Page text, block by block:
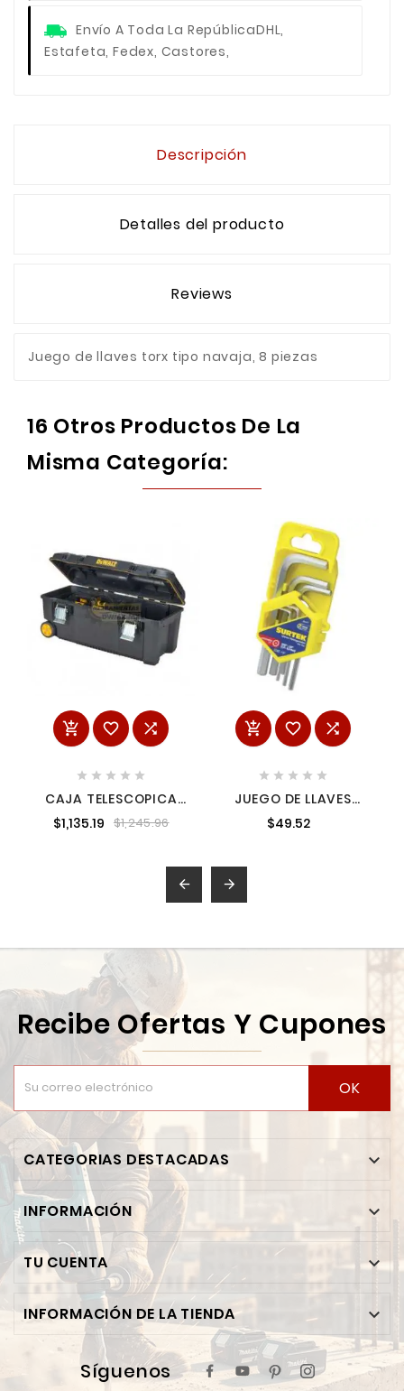
Envío A Toda La RepúblicaDHL,
Estafeta, Fedex, Castores,
Descripción
Detalles del producto
Reviews
Juego de llaves torx tipo navaja, 8 piezas
16 Otros Productos De La
Misma Categoría:
  
    
CAJA TELESCOPICA
RODANTE DWST28100
$1,135.19 $1,245.96
  
    
JUEGO DE LLAVES
HEXAGONALES TIPO
"L" EN PULGADAS 7
$49.52
 
Recibe Ofertas Y Cupones
OK
CATEGORIAS DESTACADAS 
INFORMACIÓN 
TU CUENTA 
INFORMACIÓN DE LA TIENDA 
Síguenos